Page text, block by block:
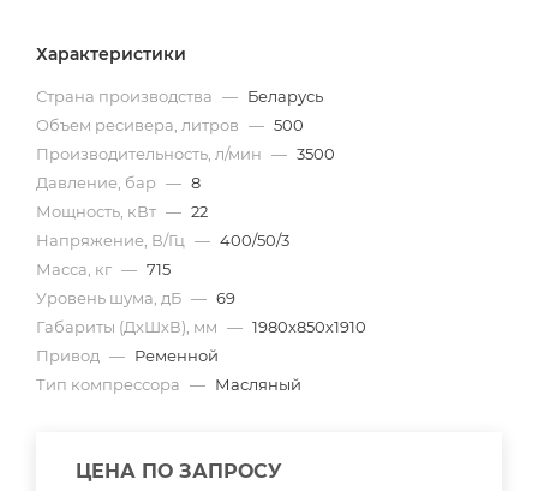
Характеристики
Страна производства — Беларусь
Объем ресивера, литров — 500
Производительность, л/мин — 3500
Давление, бар — 8
Мощность, кВт — 22
Напряжение, В/Гц — 400/50/3
Масса, кг — 715
Уровень шума, дБ — 69
Габариты (ДхШхВ), мм — 1980х850х1910
Привод — Ременной
Тип компрессора — Масляный
ЦЕНА ПО ЗАПРОСУ